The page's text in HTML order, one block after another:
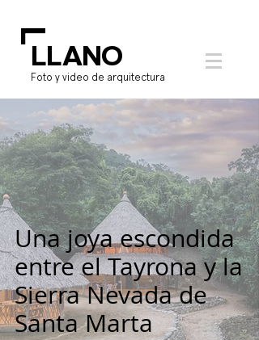
L
LLANO
Foto y video de arquitectura
Una joya escondida
entre el Tayrona y la
Sierra Nevada de
Santa Marta
Hoteles